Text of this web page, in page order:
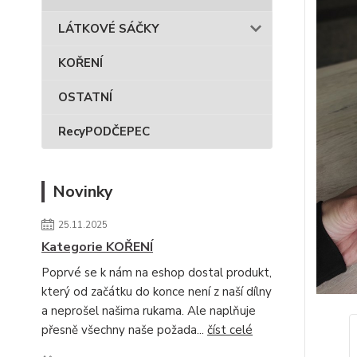
LÁTKOVÉ SÁČKY
KOŘENÍ
OSTATNÍ
RecyPODČEPEC
Novinky
25.11.2025
Kategorie KOŘENÍ
Poprvé se k nám na eshop dostal produkt,
který od začátku do konce není z naší dílny
a neprošel našima rukama. Ale naplňuje
přesně všechny naše požada... číst celé